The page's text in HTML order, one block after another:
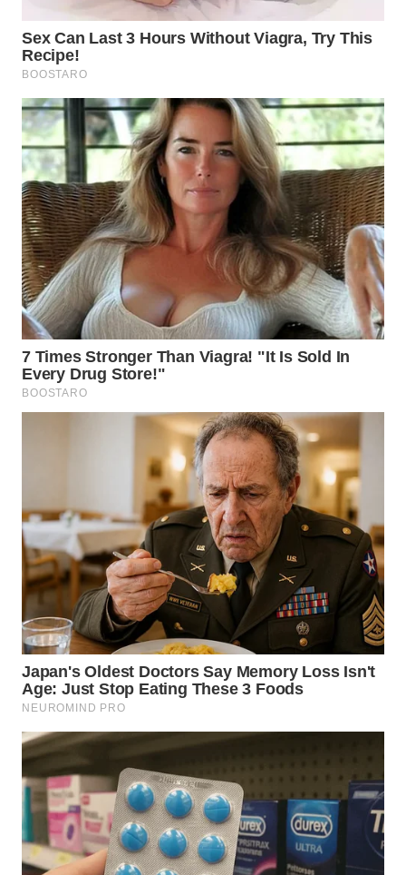
WN
SIMALUNGUN
WN
LABUHANBATU
WN
TAPANULI
TENGAH
WN DELI
SERDANG
WN
TINGGI
WN
WN
BEKASI
WN
BOGOR
WN
DEPOK
WN
TAPANULI
UTARA
WN
SAMOSIR